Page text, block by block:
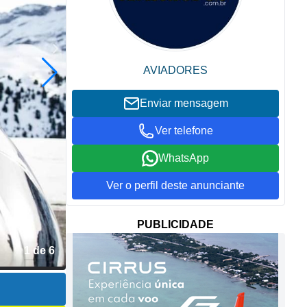
2 de 6
AVIADORES
Enviar mensagem
Ver telefone
WhatsApp
Ver o perfil deste anunciante
PUBLICIDADE